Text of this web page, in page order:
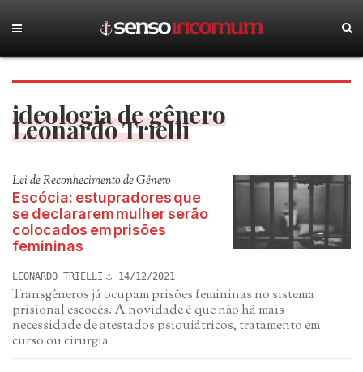
ideologia de gênero
Leonardo Trielli
Lei de Reconhecimento de Gênero
Escócia: estupradores que
se declararem mulher serão
colocados em prisões
femininas
LEONARDO TRIELLI 14/12/2021
Transgêneros já ocupam prisões femininas no sistema
prisional escocês. A novidade é que não há mais
necessidade de atestados psiquiátricos, tratamento em
curso ou cirurgia